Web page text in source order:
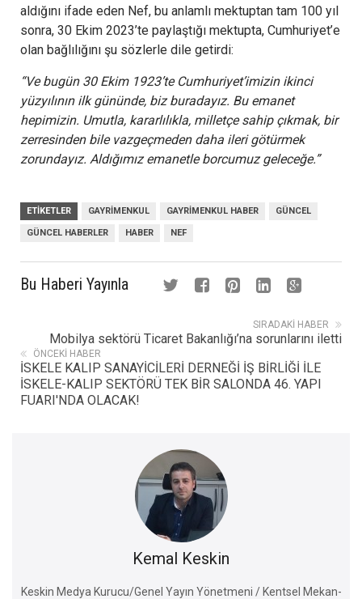
aldığını ifade eden Nef, bu anlamlı mektuptan tam 100 yıl
sonra, 30 Ekim 2023’te paylaştığı mektupta, Cumhuriyet’e
olan bağlılığını şu sözlerle dile getirdi:
“Ve bugün 30 Ekim 1923’te Cumhuriyet’imizin ikinci
yüzyılının ilk gününde, biz buradayız. Bu emanet
hepimizin. Umutla, kararlılıkla, milletçe sahip çıkmak, bir
zerresinden bile vazgeçmeden daha ileri götürmek
zorundayız. Aldığımız emanetle borcumuz geleceğe.”
ETIKETLER GAYRIMENKUL GAYRIMENKUL HABER GÜNCEL
GÜNCEL HABERLER HABER NEF
Bu Haberi Yayınla
SIRADAKI HABER
Mobilya sektörü Ticaret Bakanlığı’na sorunlarını iletti
ÖNCEKI HABER
İSKELE KALIP SANAYİCİLERİ DERNEĞİ İŞ BİRLİĞİ İLE
İSKELE-KALIP SEKTÖRÜ TEK BİR SALONDA 46. YAPI
FUARI'NDA OLACAK!
Kemal Keskin
Keskin Medya Kurucu/Genel Yayın Yönetmeni / Kentsel Mekan-